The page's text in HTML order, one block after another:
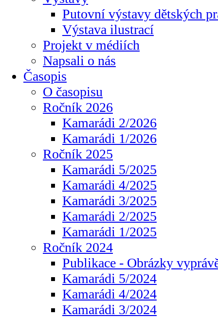
Putovní výstavy dětských
Výstava ilustrací
Projekt v médiích
Napsali o nás
Časopis
O časopisu
Ročník 2026
Kamarádi 2/2026
Kamarádi 1/2026
Ročník 2025
Kamarádi 5/2025
Kamarádi 4/2025
Kamarádi 3/2025
Kamarádi 2/2025
Kamarádi 1/2025
Ročník 2024
Publikace - Obrázky
Kamarádi 5/2024
Kamarádi 4/2024
Kamarádi 3/2024